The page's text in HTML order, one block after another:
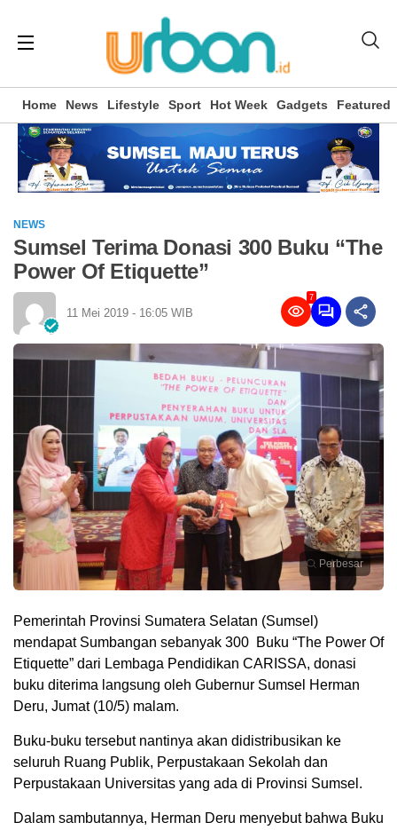
Home News Lifestyle Sport Hot Week Gadgets Featured
NEWS
Sumsel Terima Donasi 300 Buku “The
Power Of Etiquette”
11 Mei 2019 - 16:05 WIB
7
Perbesar
Pemerintah Provinsi Sumatera Selatan (Sumsel)
mendapat Sumbangan sebanyak 300 Buku “The Power Of
Etiquette” dari Lembaga Pendidikan CARISSA, donasi
buku diterima langsung oleh Gubernur Sumsel Herman
Deru, Jumat (10/5) malam.
Buku-buku tersebut nantinya akan didistribusikan ke
seluruh Ruang Publik, Perpustakaan Sekolah dan
Perpustakaan Universitas yang ada di Provinsi Sumsel.
Dalam sambutannya, Herman Deru menyebut bahwa Buku